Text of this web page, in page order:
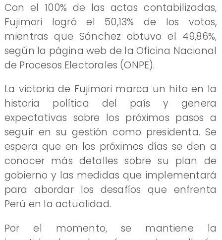
Con el 100% de las actas contabilizadas,
Fujimori logró el 50,13% de los votos,
mientras que Sánchez obtuvo el 49,86%,
según la página web de la Oficina Nacional
de Procesos Electorales (ONPE).
La victoria de Fujimori marca un hito en la
historia política del país y genera
expectativas sobre los próximos pasos a
seguir en su gestión como presidenta. Se
espera que en los próximos días se den a
conocer más detalles sobre su plan de
gobierno y las medidas que implementará
para abordar los desafíos que enfrenta
Perú en la actualidad.
Por el momento, se mantiene la